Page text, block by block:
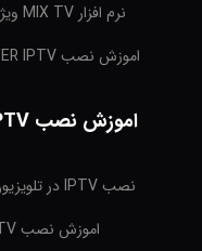
نرم افزار MIX TV ویژه رسیور اندرویدی اختصاصی IPTV
اموزش نصب GSE PLAYER IPTV در گوشی های ایفون IOS
اموزش نصب IPTV در تلویزیون های هوشمند
نصب IPTV در تلویزیون های سونی و سیستم عامل اندروید
اموزش نصب IPTV در نرم افزار SMART IPTV